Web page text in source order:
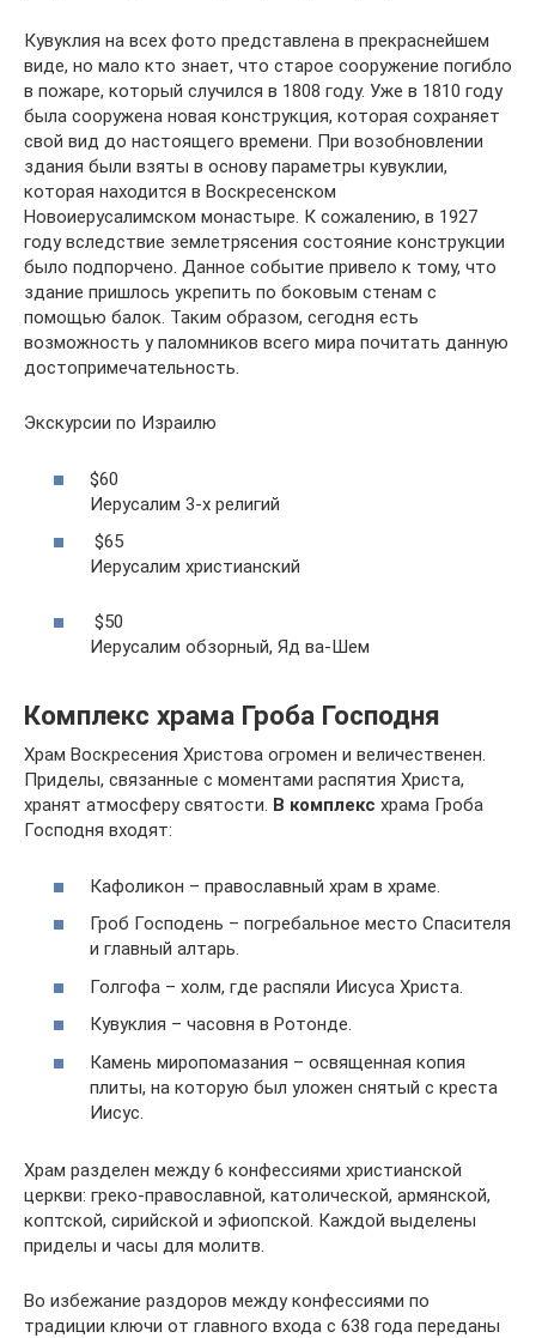
Кувуклия на всех фото представлена в прекраснейшем
виде, но мало кто знает, что старое сооружение погибло
в пожаре, который случился в 1808 году. Уже в 1810 году
была сооружена новая конструкция, которая сохраняет
свой вид до настоящего времени. При возобновлении
здания были взяты в основу параметры кувуклии,
которая находится в Воскресенском
Новоиерусалимском монастыре. К сожалению, в 1927
году вследствие землетрясения состояние конструкции
было подпорчено. Данное событие привело к тому, что
здание пришлось укрепить по боковым стенам с
помощью балок. Таким образом, сегодня есть
возможность у паломников всего мира почитать данную
достопримечательность.
Экскурсии по Израилю
$60
Иерусалим 3-х религий
$65
Иерусалим христианский
$50
Иерусалим обзорный, Яд ва-Шем
Комплекс храма Гроба Господня
Храм Воскресения Христова огромен и величественен.
Приделы, связанные с моментами распятия Христа,
хранят атмосферу святости. В комплекс храма Гроба
Господня входят:
Кафоликон – православный храм в храме.
Гроб Господень – погребальное место Спасителя
и главный алтарь.
Голгофа – холм, где распяли Иисуса Христа.
Кувуклия – часовня в Ротонде.
Камень миропомазания – освященная копия
плиты, на которую был уложен снятый с креста
Иисус.
Храм разделен между 6 конфессиями христианской
церкви: греко-православной, католической, армянской,
коптской, сирийской и эфиопской. Каждой выделены
приделы и часы для молитв.
Во избежание раздоров между конфессиями по
традиции ключи от главного входа с 638 года переданы